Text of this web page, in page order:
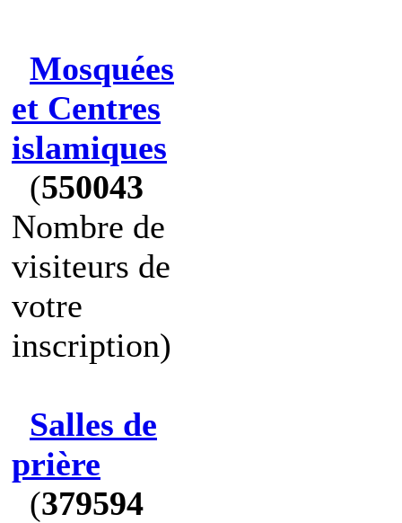
Mosquées
et Centres
islamiques
(550043
Nombre de
visiteurs de
votre
inscription)
Salles de
prière
(379594